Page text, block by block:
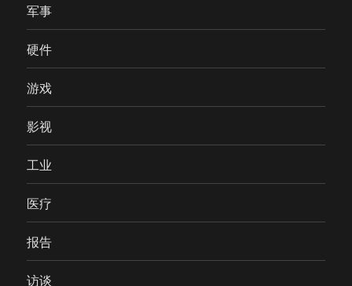
军事
硬件
游戏
影视
工业
医疗
报告
访谈